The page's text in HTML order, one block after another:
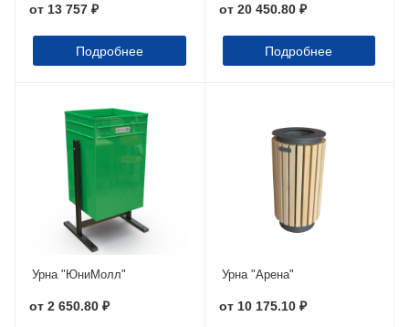
от 13 757 ₽
Подробнее
от 20 450.80 ₽
Подробнее
Урна "ЮниМолл"
от 2 650.80 ₽
Урна "Арена"
от 10 175.10 ₽